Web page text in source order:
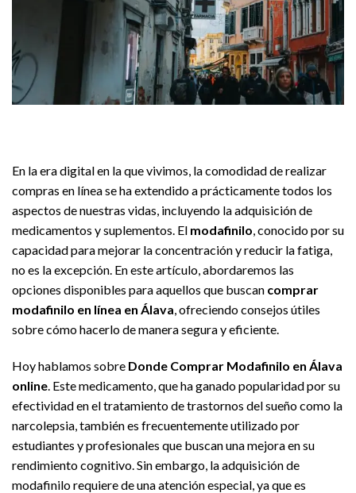
En la era digital en la que vivimos, la comodidad de realizar
compras en línea se ha extendido a prácticamente todos los
aspectos de nuestras vidas, incluyendo la adquisición de
medicamentos y suplementos. El modafinilo, conocido por su
capacidad para mejorar la concentración y reducir la fatiga,
no es la excepción. En este artículo, abordaremos las
opciones disponibles para aquellos que buscan comprar
modafinilo en línea en Álava, ofreciendo consejos útiles
sobre cómo hacerlo de manera segura y eficiente.
Hoy hablamos sobre Donde Comprar Modafinilo en Álava
online. Este medicamento, que ha ganado popularidad por su
efectividad en el tratamiento de trastornos del sueño como la
narcolepsia, también es frecuentemente utilizado por
estudiantes y profesionales que buscan una mejora en su
rendimiento cognitivo. Sin embargo, la adquisición de
modafinilo requiere de una atención especial, ya que es